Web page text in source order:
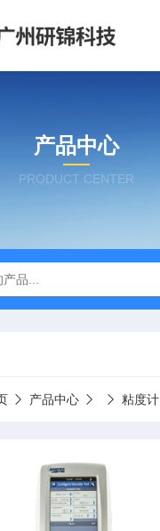
产品中心
PRODUCT CENTER
产品中心 粘度计